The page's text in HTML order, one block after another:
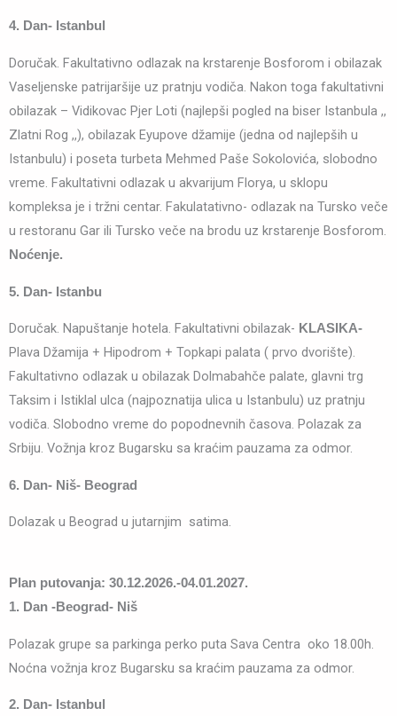
4. Dan- Istanbul
Doručak. Fakultativno odlazak na krstarenje Bosforom i obilazak
Vaseljenske patrijaršije uz pratnju vodiča. Nakon toga fakultativni
obilazak – Vidikovac Pjer Loti (najlepši pogled na biser Istanbula ,,
Zlatni Rog ,,), obilazak Eyupove džamije (jedna od najlepših u
Istanbulu) i poseta turbeta Mehmed Paše Sokolovića, slobodno
vreme. Fakultativni odlazak u akvarijum Florya, u sklopu
kompleksa je i tržni centar. Fakulatativno- odlazak na Tursko veče
u restoranu Gar ili Tursko veče na brodu uz krstarenje Bosforom.
Noćenje.
5. Dan- Istanbu
Doručak. Napuštanje hotela. Fakultativni obilazak- KLASIKA-
Plava Džamija + Hipodrom + Topkapi palata ( prvo dvorište).
Fakultativno odlazak u obilazak Dolmabahče palate, glavni trg
Taksim i Istiklal ulca (najpoznatija ulica u Istanbulu) uz pratnju
vodiča. Slobodno vreme do popodnevnih časova. Polazak za
Srbiju. Vožnja kroz Bugarsku sa kraćim pauzama za odmor.
6. Dan- Niš- Beograd
Dolazak u Beograd u jutarnjim satima.
Plan putovanja: 30.12.2026.-04.01.2027.
1. Dan -Beograd- Niš
Polazak grupe sa parkinga perko puta Sava Centra oko 18.00h.
Noćna vožnja kroz Bugarsku sa kraćim pauzama za odmor.
2. Dan- Istanbul